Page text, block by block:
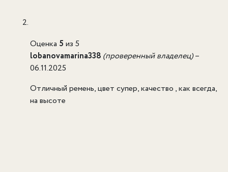
Оценка 5 из 5
lobanovamarina338 (проверенный владелец)–
06.11.2025
Отличный ремень, цвет супер, качество , как всегда,
на высоте